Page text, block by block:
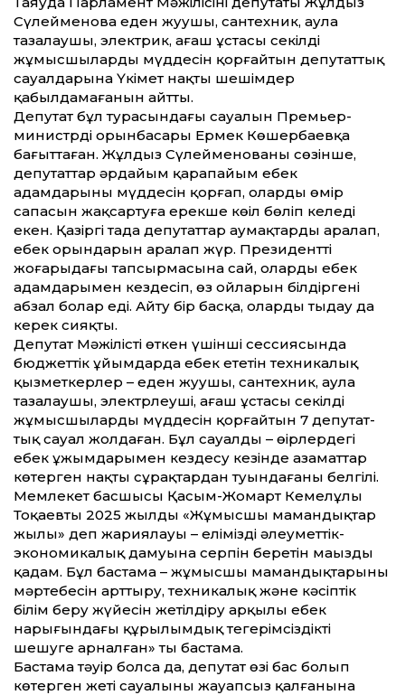
Сүлейменова еден жуушы, сантехник, аула
тазалаушы, электрик, ағаш ұстасы секілді
жұмысшылардың мүддесін қорғайтын депутат­тық
сауалдарына Үкімет нақты шешімдер
қабылдамағанын айт­ты.
Депутат бұл турасындағы сауалын Премьер-
министрдің орынбасары Ермек Көшербаевқа
бағыт­таған. Жұлдыз Сүлейменованың сөзінше,
депутат­тар әрдайым қарапайым еңбек
адамдарының мүддесін қорғап, олардың өмір
сапасын жақсартуға ерекше көңіл бөліп келеді
екен. Қазіргі таңда депутат­тар аумақтарды аралап,
еңбек орындарын аралап жүр. Президент­тің
жоғарыдағы тапсырмасына сай, олардың еңбек
адамдарымен кез­десіп, өз ойларын білдіргені
абзал болар еді. Айту бір басқа, оларды тыңдау да
керек сияқты.
Депутат Мәжілістің өткен үшінші сессиясында
бюджет­тік ұйымдарда еңбек ететін техникалық
қызметкерлер – еден жуушы, сантехник, аула
тазалаушы, электрлеуші, ағаш ұстасы секілді
жұмысшылардың мүддесін қорғайтын 7 депутат­
тық сауал жолдаған. Бұл сауалдың – өңірлердегі
еңбек ұжымдарымен кез­десу кезінде азамат­тар
көтерген нақты сұрақтардан туындағаны белгілі.
Мемлекет басшысы Қасым-Жомарт Кемелұлы
Тоқаевтың 2025 жылды «Жұмысшы мамандықтар
жылы» деп жариялауы – еліміздің әлеумет­тік-
экономикалық дамуына серпін беретін маңызды
қадам. Бұл бастама – жұмысшы мамандықтарының
мәртебесін арт­тыру, техникалық және кәсіптік
білім беру жүйесін жетілдіру арқылы еңбек
нарығындағы құрылымдық теңгерімсіздікті
шешуге арналған» тың бастама.
Бастама тәуір болса да, депутат өзі бас болып
көтерген жеті сауалының жауапсыз қалғанына